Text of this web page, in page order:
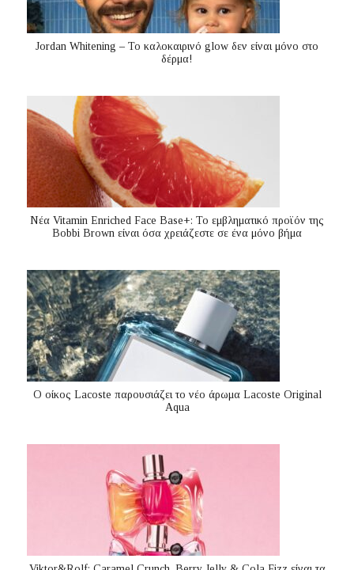
Jordan Whitening – Το καλοκαιρινό glow δεν είναι μόνο στο
δέρμα!
Nέα Vitamin Enriched Face Base+: Το εμβληματικό προϊόν της
Bobbi Brown είναι όσα χρειάζεστε σε ένα μόνο βήμα
Ο οίκος Lacoste παρουσιάζει το νέο άρωμα Lacoste Original
Aqua